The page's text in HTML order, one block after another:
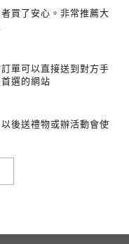
買了安心。非常推薦大
單可以直接送到對方手
選的網站
後送禮物或辦活動會使